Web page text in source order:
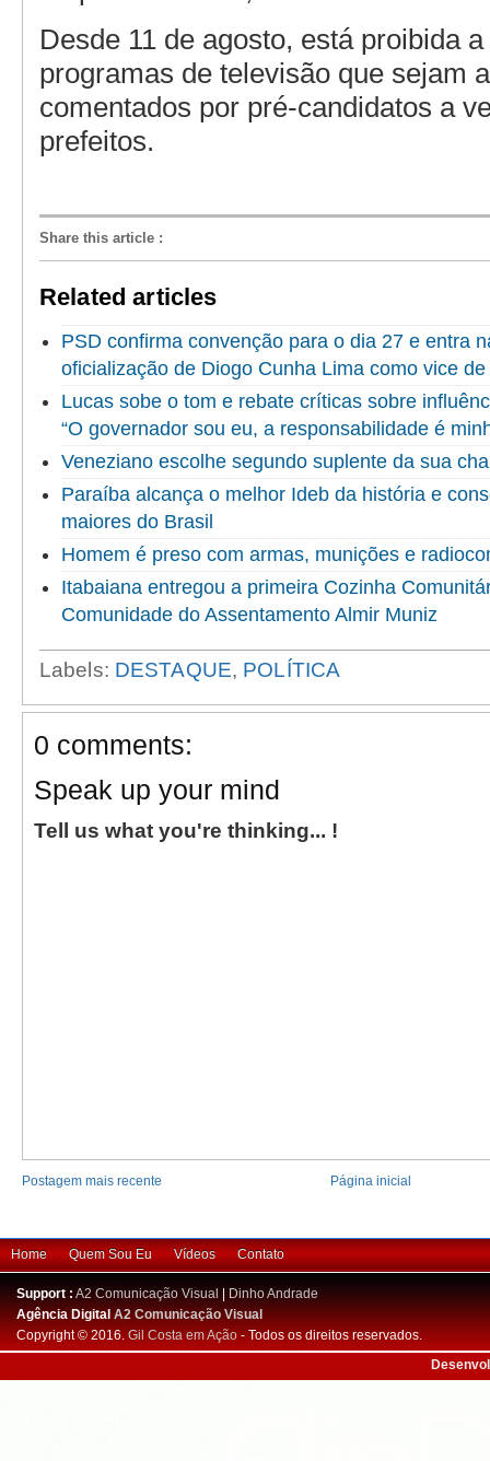
Desde 11 de agosto, está proibida
programas de televisão que sejam
comentados por pré-candidatos a
prefeitos.
Share this article :
Related articles
PSD confirma convenção para o dia 27 e entra
oficialização de Diogo Cunha Lima como vice
Lucas sobe o tom e rebate críticas sobre
“O governador sou eu, a responsabilidade é
Veneziano escolhe segundo suplente da sua
Paraíba alcança o melhor Ideb da história e
maiores do Brasil
Homem é preso com armas, munições e
Itabaiana entregou a primeira Cozinha
Comunidade do Assentamento Almir Muniz
Labels: DESTAQUE, POLÍTICA
0 comments:
Speak up your mind
Tell us what you're thinking... !
Postagem mais recente Página inicial
Home Quem Sou Eu Vídeos Contato
Support : A2 Comunicação Visual
Dinho Andrade
Agência DigitalA2 Comunicação Visual
Copyright © 2016. Gil Costa em Ação - Todos os direitos reservados.